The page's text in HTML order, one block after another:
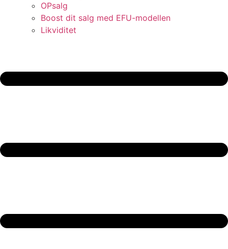
OPsalg
Boost dit salg med EFU-modellen
Likviditet